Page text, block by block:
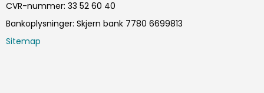
CVR-nummer: 33 52 60 40
Bankoplysninger: Skjern bank 7780 6699813
Sitemap